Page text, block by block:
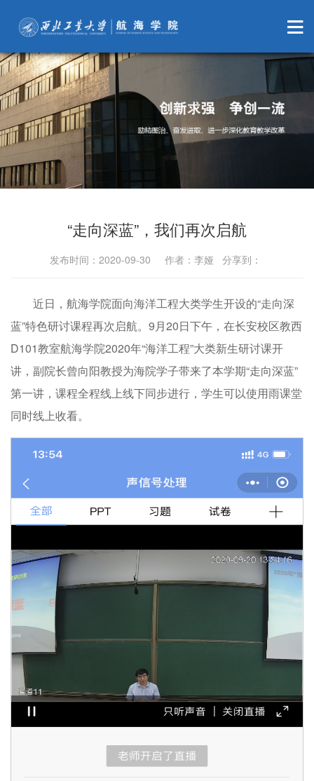
“走向深蓝”，我们再次启航
发布时间：2020-09-30 作者：李娅 分享到：
近日，航海学院面向海洋工程大类学生开设的“走向深
蓝”特色研讨课程再次启航。9月20日下午，在长安校区教西
D101教室航海学院2020年“海洋工程”大类新生研讨课开
讲，副院长曾向阳教授为海院学子带来了本学期“走向深蓝”
第一讲，课程全程线上线下同步进行，学生可以使用雨课堂
同时线上收看。